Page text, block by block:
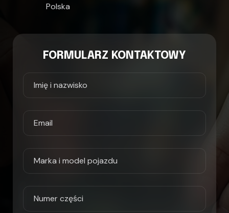
Polska
FORMULARZ KONTAKTOWY